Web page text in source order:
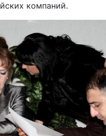
компаний.